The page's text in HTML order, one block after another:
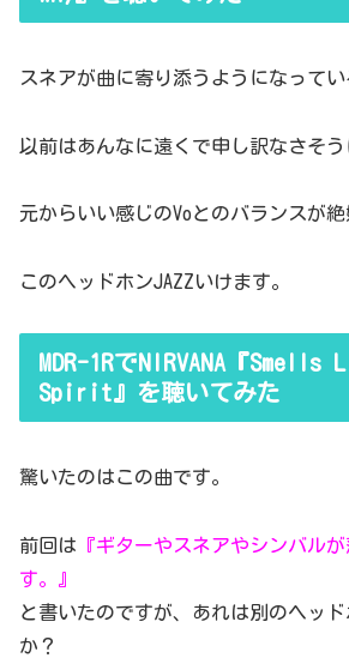
スネアが曲に寄り添うようになってい
以前はあんなに遠くで申し訳なさそう
元からいい感じのVoとのバランスが絶
このヘッドホンJAZZいけます。
MDR-1RでNIRVANA『Smells
Spirit』を聴いてみた
驚いたのはこの曲です。
前回は 『ギターやスネアやシンバル
す。』
と書いたのですが、あれは別のヘッ
か？